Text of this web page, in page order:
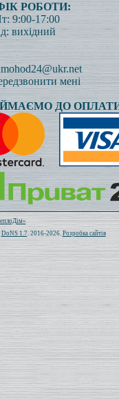
РОБОТИ:
9:00-17:00
вихідний
мені
ДО
410
DoNS 1.7. 2016-2026. Розробка сайтів